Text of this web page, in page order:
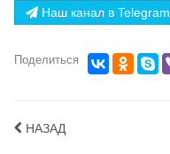
Наш канал в Telegram
Поделиться
НАЗАД